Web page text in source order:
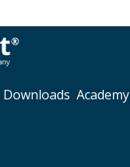
Downloads Academy